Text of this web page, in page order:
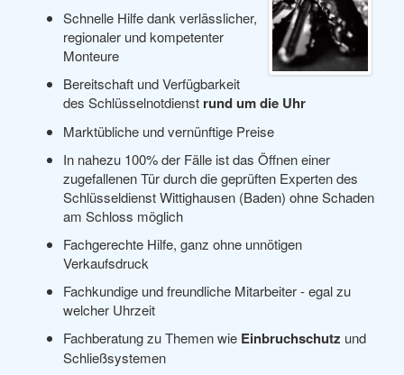
Schnelle Hilfe dank verlässlicher,
regionaler und kompetenter
Monteure
Bereitschaft und Verfügbarkeit
des Schlüsselnotdienst rund um die Uhr
Marktübliche und vernünftige Preise
In nahezu 100% der Fälle ist das Öffnen einer
zugefallenen Tür durch die geprüften Experten des
Schlüsseldienst Wittighausen (Baden) ohne Schaden
am Schloss möglich
Fachgerechte Hilfe, ganz ohne unnötigen
Verkaufsdruck
Fachkundige und freundliche Mitarbeiter - egal zu
welcher Uhrzeit
Fachberatung zu Themen wie Einbruchschutz und
Schließsystemen